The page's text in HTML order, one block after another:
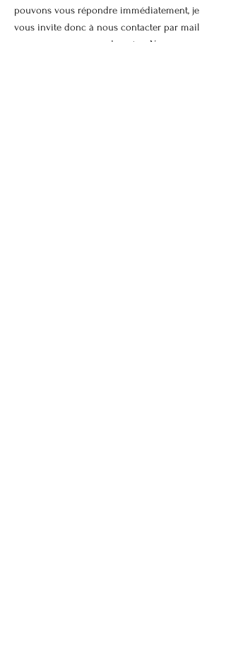
pouvons vous répondre immédiatement, je
vous invite donc à nous contacter par mail
ou sms avec vos coordonnées. Nous vous